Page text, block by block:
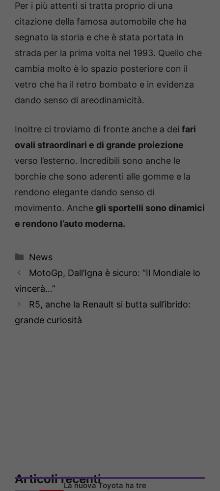
Per i più attenti si tratta proprio di una
citazione della famosa automobile che ha
segnato la storia e che è stata portata in
strada per la prima volta nel 1993. Quello che
cambia molto è lo spazio posteriore con il
vetro che ha il retro bombato e in evidenza
dando senso di areodinamicità.
Inoltre ci troviamo di fronte anche a dei fari
ovali straordinari e di grande proiezione
verso l’esterno. Incredibili sono anche le
borchie che sono aderenti alle gomme e la
rendono elegante dando senso di
movimento. Anche gli sportelli sono dinamici
e rendono l’auto moderna.
Categorie
News
MotoGp, Dall’Igna è sicuro: “Il Mondiale lo
vincerà…”
R5, anche la Renault si butta sull’ibrido:
grande curiosità
Articoli recentiLa nuova Toyota ha tre